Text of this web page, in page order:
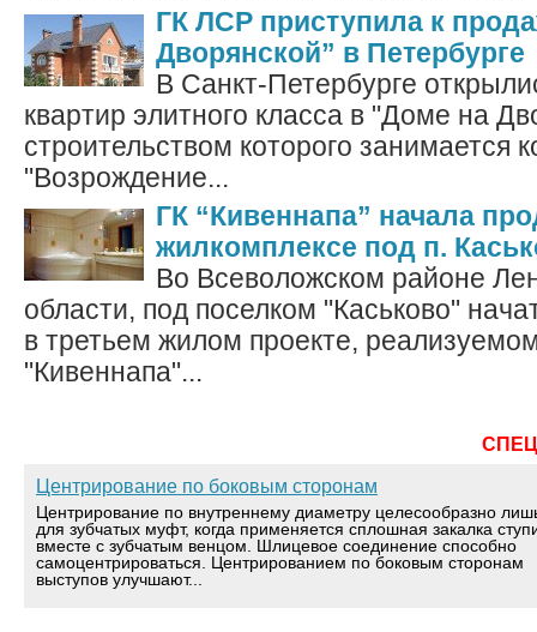
ГК ЛСР приступила к
Дворянской” в Петербурге
В Санкт-Петербурге
квартир элитного класса в "Доме на
строительством которого занимается
"Возрождение...
ГК “Кивеннапа” начала
жилкомплексе под п.
Во Всеволожском районе
области, под поселком "Каськово"
в третьем жилом проекте,
"Кивеннапа"...
Центрирование по боковым сторонам
Центрирование по внутреннему диаметру целесообразно
для зубчатых муфт, когда применяется сплошная закалка
вместе с зубчатым венцом. Шлицевое соединение способно
самоцентрироваться. Центрированием по боковым сторонам
выступов улучшают...